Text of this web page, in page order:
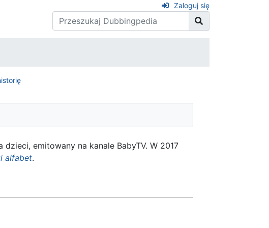
Zaloguj się
emitowany na kanale BabyTV. W 2017
alfabet.